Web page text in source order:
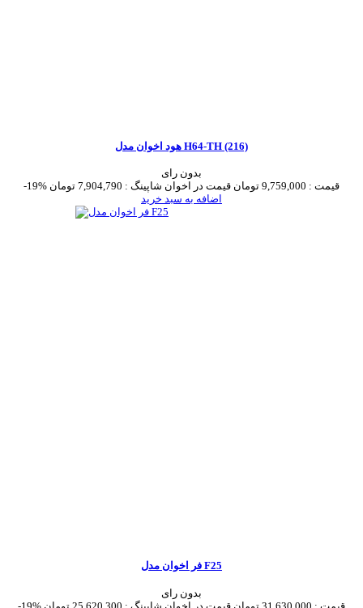
هود اخوان مدل H64-TH (216)
بدون رای
-19%
قیمت : 9,759,000 تومان قیمت در اخوان شاپینگ : 7,904,790 تومان
اضافه به سبد خرید
فر اخوان مدل F25
بدون رای